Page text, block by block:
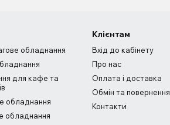
обладнання
для кафе та
обладнання
обладнання
Клієнтам
Вхід до кабінету
Про нас
Оплата і доставка
Обмін та повернення
Контакти